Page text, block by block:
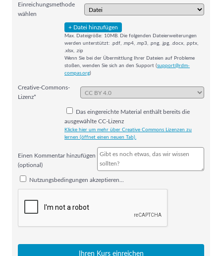
Einreichungsmethode
wählen
+ Datei hinzufügen
Max. Dateigröße: 10MB. Die folgenden Dateierweiterungen
werden unterstützt: .pdf, .mp4, .mp3, .png, .jpg, .docx, .pptx,
.xlsx, .zip
Wenn Sie bei der Übermittlung Ihrer Dateien auf Probleme
stoßen, wenden Sie sich an den Support (support@rdm-
compas.org)
Creative-Commons-
Lizenz*
Das eingereichte Material enthält bereits die
ausgewählte CC-Lizenz
Klicke hier um mehr über Creative Commons Lizenzen zu
lernen (öffnet einen neuen Tab).
Einen Kommentar hinzufügen
(optional)
Nutzungsbedingungen akzeptieren...
Ihren Kurs einreichen